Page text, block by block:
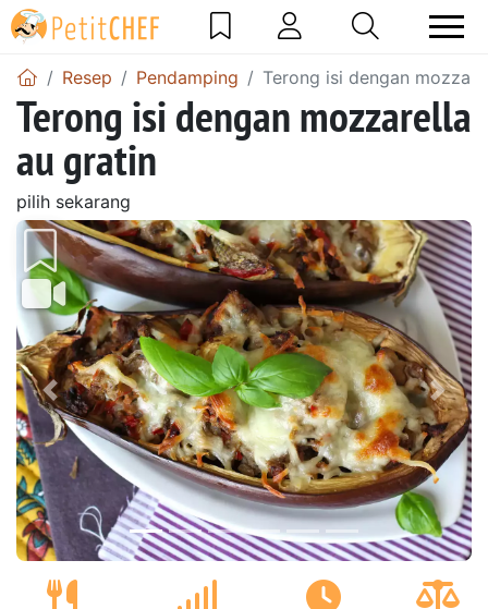
Resep Pendamping Terong isi dengan
Terong isi dengan mozzarella
au gratin
pilih sekarang
Sebelumnya